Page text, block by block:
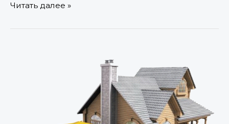
Читать далее »